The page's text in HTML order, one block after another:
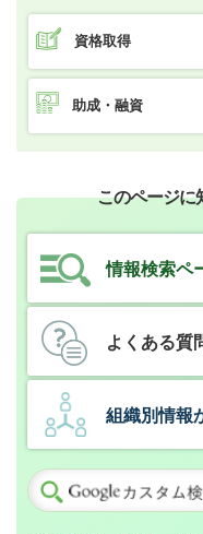
資格取得
助成・融資
このページに
情報検索ペ
よくある質
組織別情報